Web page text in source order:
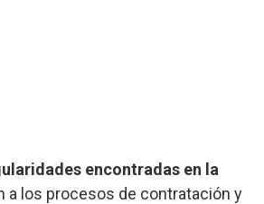
encontradas en la
a los procesos de contratación y